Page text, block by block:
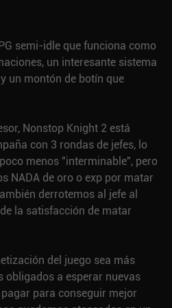
semi-idle que funciona como
un interesante sistema
un montón de botín que
Nonstop Knight 2 está
con 3 rondas de jefes, lo
menos "interminable", pero
NADA de oro o exp por matar
derrotemos al jefe al
la satisfacción de matar
del juego sea más
obligados a esperar nuevas
para conseguir mejor